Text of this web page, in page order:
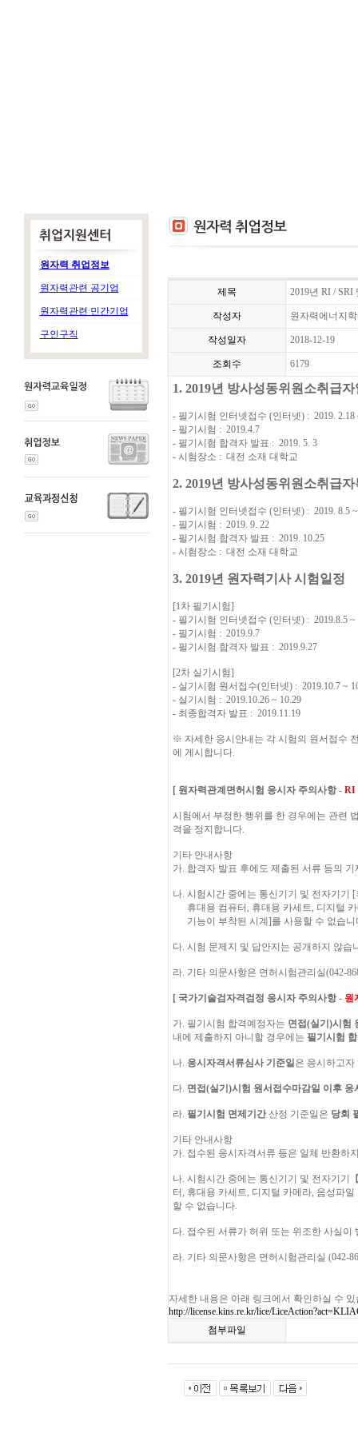
원자력 취업정보
원자력관련 공기업
원자력관련 민간기업
구인구직
제목 2019년 RI /
작성자 원자력에너지
작성일자 2018-12-19
조회수 6179
1. 2019년 방사성동위원소취급
- 필기시험 인터넷접수 (인터넷) : 2019. 2.18
- 필기시험 : 2019.4.7
- 필기시험 합격자 발표 : 2019. 5. 3
- 시험장소 : 대전 소재 대학교
2. 2019년 방사성동위원소취급
- 필기시험 인터넷접수 (인터넷) : 2019. 8.5
- 필기시험 : 2019. 9. 22
- 필기시험 합격자 발표 : 2019. 10.25
- 시험장소 : 대전 소재 대학교
3. 2019년 원자력기사 시험일정
[1차 필기시험]
- 필기시험 인터넷접수 (인터넷) : 2019.8.5 ~
- 필기시험 : 2019.9.7
- 필기시험 합격자 발표 : 2019.9.27
[2차 실기시험]
- 실기시험 원서접수(인터넷) : 2019.10.7 ~
- 실기시험 : 2019.10.26 ~ 10.29
- 최종합격자 발표 : 2019.11.19
※ 자세한 응시안내는 각 시험의 원서접수
에 게시합니다.
[ 원자력관계면허시험 응시자 주의사항 -RI
시험에서 부정한 행위를 한 경우에는 관련
격을 정지합니다.
기타 안내사항
가. 합격자 발표 후에도 제출된 서류 등의
나. 시험시간 중에는 통신기기 및 전자기기
휴대용 컴퓨터, 휴대용 카세트, 디지털 카
기능이 부착된 시계]를 사용할 수 없습니
다. 시험 문제지 및 답안지는 공개하지 않습
라. 기타 의문사항은 면허시험관리실(042-
[ 국가기술검자격검정 응시자 주의사항 -원
가. 필기시험 합격예정자는 면접(실기)시험
내에 제출하지 아니할 경우에는 필기시험
나. 응시자격서류심사 기준일 은 응시하고
다. 면접(실기)시험 원서접수마감일 이후
라. 필기시험 면제기간산정 기준일은 당회
기타 안내사항
가. 접수된 응시자격서류 등은 일체 반환하
나. 시험시간 중에는 통신기기 및 전자기기
터, 휴대용 카세트, 디지털 카메라, 음성파
할 수 없습니다.
다. 접수된 서류가 허위 또는 위조한 사실
라. 기타 의문사항은 면허시험관리실 (042-
자세한 내용은 아래 링크에서 확인하실 수 있
http://license.kins.re.kr/lice/
첨부파일